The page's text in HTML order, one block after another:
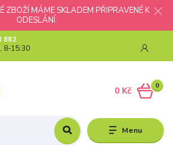
ZBOŽÍ MÁME SKLADEM PŘIPRAVENÉ K
ODESLÁNÍ.
Menu
882
8-15:30
0
0 Kč